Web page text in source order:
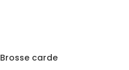
Brosse carde